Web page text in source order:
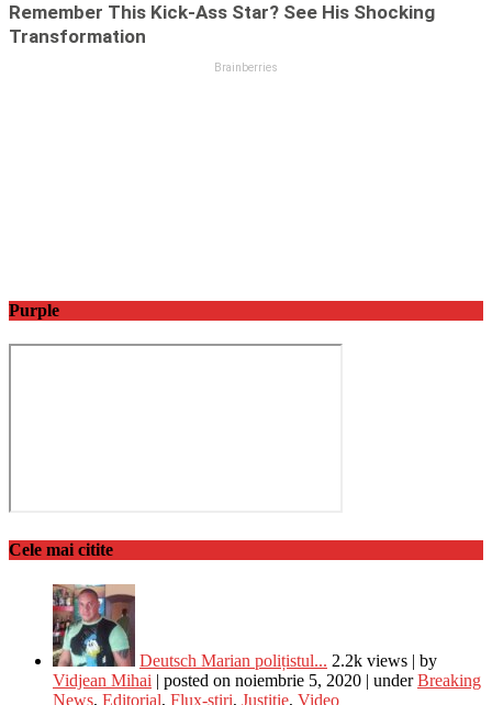
Purple
Cele mai citite
Deutsch Marian polițistul... 2.2k views | by
Vidjean Mihai | posted on noiembrie 5, 2020 | underBreaking
News, Editorial, Flux-stiri, Justitie, Video